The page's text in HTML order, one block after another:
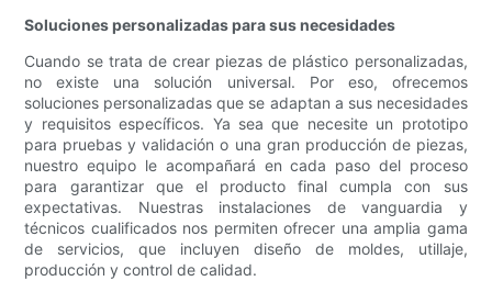
Soluciones personalizadas para sus necesidades
Cuando se trata de crear piezas de plástico personalizadas,
no existe una solución universal. Por eso, ofrecemos
soluciones personalizadas que se adaptan a sus necesidades
y requisitos específicos. Ya sea que necesite un prototipo
para pruebas y validación o una gran producción de piezas,
nuestro equipo le acompañará en cada paso del proceso
para garantizar que el producto final cumpla con sus
expectativas. Nuestras instalaciones de vanguardia y
técnicos cualificados nos permiten ofrecer una amplia gama
de servicios, que incluyen diseño de moldes, utillaje,
producción y control de calidad.